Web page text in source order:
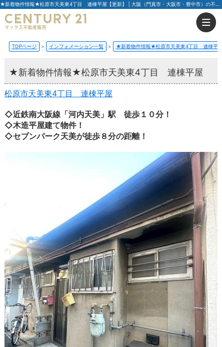
★新着物件情報★松原市天美東4丁目 連棟平屋【更新】 | 大阪（門真市・大阪市・豊中市）の不動産はセンチュリー21マックス不動産販売
TOPページ インフォメーション一覧 ★新着物件情報★松原市天美東4丁目 連棟平
★新着物件情報★松原市天美東4丁目 連棟平屋
松原市天美東4丁目 連棟平屋
◇近鉄南大阪線「河内天美」駅 徒歩１０分！
◇木造平屋建て物件！
◇セブンパーク天美が徒歩８分の距離！